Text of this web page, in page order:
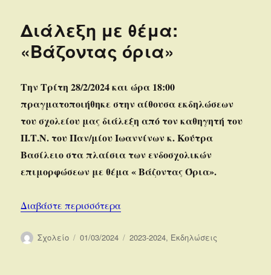
Διάλεξη με θέμα:
«Βάζοντας όρια»
Την Τρίτη 28/2/2024 και ώρα 18:00
πραγματοποιήθηκε στην αίθουσα εκδηλώσεων
του σχολείου μας διάλεξη από τον καθηγητή του
Π.Τ.Ν. του Παν/μίου Ιωαννίνων κ. Κούτρα
Βασίλειο στα πλαίσια των ενδοσχολικών
επιμορφώσεων με θέμα « Βάζοντας Όρια».
Διαβάστε περισσότερα
Συντάκτης
Σχολείο
Δημοσιεύτηκε
01/03/2024 Κατηγορίες
2023-2024, Εκδηλώσεις